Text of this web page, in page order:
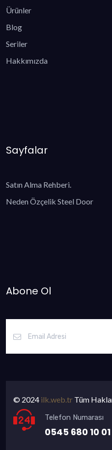
Ürünler
Blog
Seriler
Hakkımızda
Sayfalar
Satın Alma Rehberi.
Neden Özçelik Steel Door
Abone Ol
© 2024 ilk.web.tr Tüm
Telefon Numarası
0545 680 10 01